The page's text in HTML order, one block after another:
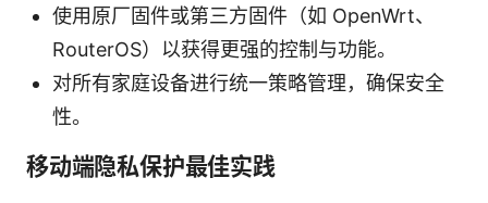
使用原厂固件或第三方固件（如 OpenWrt、
RouterOS）以获得更强的控制与功能。
对所有家庭设备进行统一策略管理，确保安全
性。
移动端隐私保护最佳实践